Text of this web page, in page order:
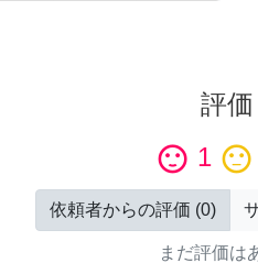
評価
sentiment_satisfied 1 sentiment_neutral
依頼者からの評価 (0)
まだ評価は